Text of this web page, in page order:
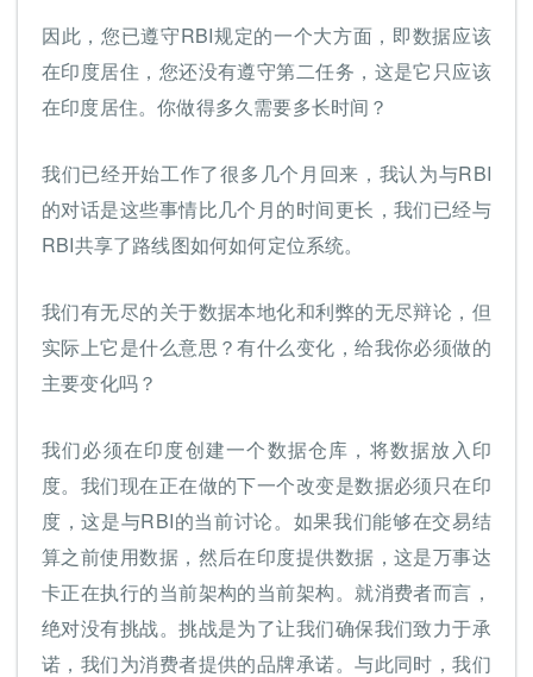
因此，您已遵守RBI规定的一个大方面，即数据应该
在印度居住，您还没有遵守第二任务，这是它只应该
在印度居住。你做得多久需要多长时间？
我们已经开始工作了很多几个月回来，我认为与RBI
的对话是这些事情比几个月的时间更长，我们已经与
RBI共享了路线图如何如何定位系统。
我们有无尽的关于数据本地化和利弊的无尽辩论，但
实际上它是什么意思？有什么变化，给我你必须做的
主要变化吗？
我们必须在印度创建一个数据仓库，将数据放入印
度。我们现在正在做的下一个改变是数据必须只在印
度，这是与RBI的当前讨论。如果我们能够在交易结
算之前使用数据，然后在印度提供数据，这是万事达
卡正在执行的当前架构的当前架构。就消费者而言，
绝对没有挑战。挑战是为了让我们确保我们致力于承
诺，我们为消费者提供的品牌承诺。与此同时，我们